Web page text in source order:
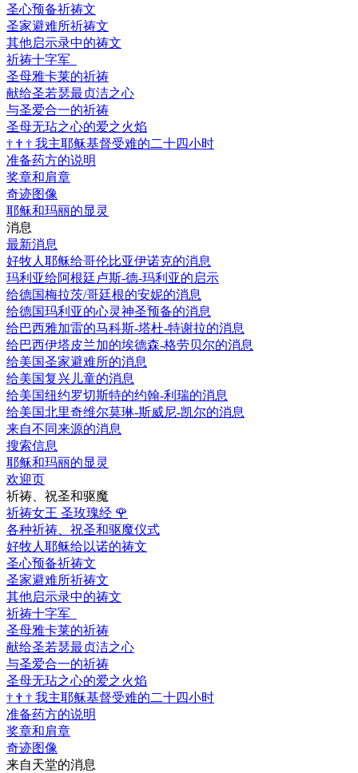
圣心预备祈祷文
圣家避难所祈祷文
其他启示录中的祷文
祈祷十字军
圣母雅卡莱的祈祷
献给圣若瑟最贞洁之心
与圣爱合一的祈祷
圣母无玷之心的爱之火焰
† † † 我主耶稣基督受难的二十四小时
准备药方的说明
奖章和肩章
奇迹图像
耶稣和玛丽的显灵
消息
最新消息
好牧人耶稣给哥伦比亚伊诺克的消息
玛利亚给阿根廷卢斯-德-玛利亚的启示
给德国梅拉茨/哥廷根的安妮的消息
给德国玛利亚的心灵神圣预备的消息
给巴西雅加雷的马科斯-塔杜-特谢拉的消息
给巴西伊塔皮兰加的埃德森-格劳贝尔的消息
给美国圣家避难所的消息
给美国复兴儿童的消息
给美国纽约罗切斯特的约翰-利瑞的消息
给美国北里奇维尔莫琳-斯威尼-凯尔的消息
来自不同来源的消息
搜索信息
耶稣和玛丽的显灵
欢迎页
祈祷、祝圣和驱魔
祈祷女王 圣玫瑰经 🌹
各种祈祷、祝圣和驱魔仪式
好牧人耶稣给以诺的祷文
圣心预备祈祷文
圣家避难所祈祷文
其他启示录中的祷文
祈祷十字军
圣母雅卡莱的祈祷
献给圣若瑟最贞洁之心
与圣爱合一的祈祷
圣母无玷之心的爱之火焰
† † † 我主耶稣基督受难的二十四小时
准备药方的说明
奖章和肩章
奇迹图像
来自天堂的消息